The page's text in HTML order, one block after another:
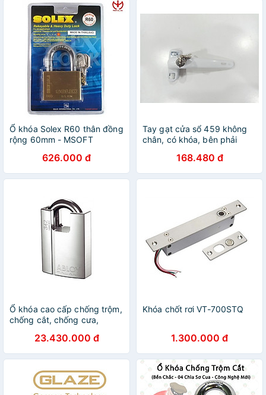
Ổ khóa Solex R60 thân đồng
rộng 60mm - MSOFT
626.000 đ
Tay gạt cửa sổ 459 không
chân, có khóa, bên phải
168.480 đ
Ổ khóa cao cấp chống trộm,
chống cắt, chống cưa,
xuất xứ Phần Lan - hàng
chính hãng ABLOY -
PL342N25
23.430.000 đ
Khóa chốt rơi VT-700STQ
1.300.000 đ